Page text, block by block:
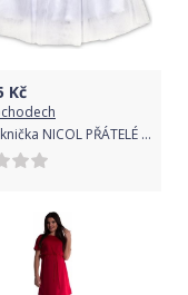
Kč
Tutu suknička NICOL PŘÁTELÉ - BIO bavlna - smetanová